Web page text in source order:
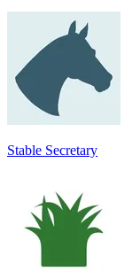
Stable Secretary